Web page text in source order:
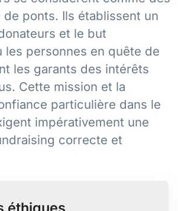
ponts. Ils établissent un
et le but
les personnes en quête de
les garants des intérêts
Cette mission et la
particulière dans le
impérativement une
correcte et